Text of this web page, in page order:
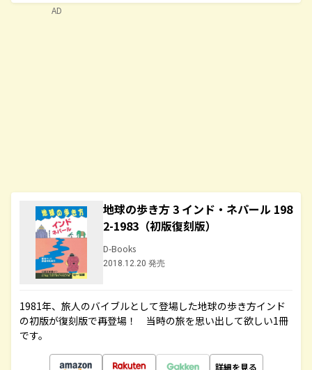
地球の歩き方 3 インド・ネパール 198
2-1983（初版復刻版）
D-Books
2018.12.20 発売
1981年、旅人のバイブルとして登場した地球の歩き方インド
の初版が復刻版で再登場！ 当時の旅を思い出して欲しい1冊
です。
詳細を見る
AD